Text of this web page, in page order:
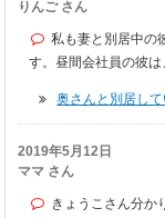
りんご さん
私も妻と別居中の
す。昼間会社員の彼
奥さんと別居し
2019年5月12日
ママ さん
きょうこさん分か